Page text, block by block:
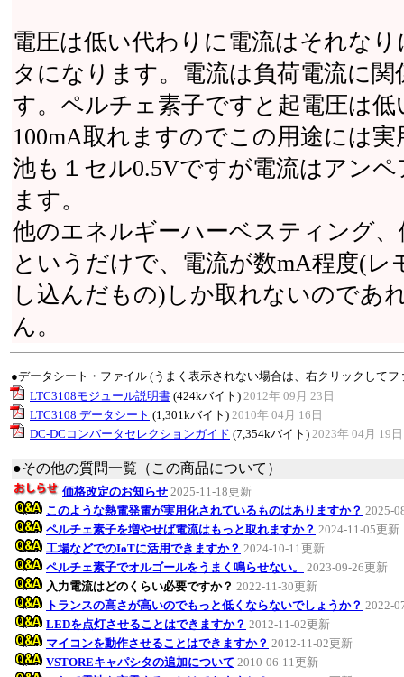
電圧は低い代わりに電流はそれな
タになります。電流は負荷電流に
す。ペルチェ素子ですと起電圧は
100mA取れますのでこの用途には
池も１セル0.5Vですが電流はアン
ます。
他のエネルギーハーベスティング
というだけで、電流が数mA程度(レ
し込んだもの)しか取れないのであ
ん。
●データシート・ファイル (うまく表示されない場合は、右クリックして
LTC3108モジュール説明書 (424kバイト) 2012年 09月 23日
LTC3108 データシート (1,301kバイト) 2010年 04月 16日
DC-DCコンバータセレクションガイド (7,354kバイト) 2023年 04月 19日
●その他の質問一覧（この商品について）
価格改定のお知らせ 2025-11-18更新
このような熱電発電が実用化されているものはありますか？ 2025-
ペルチェ素子を増やせば電流はもっと取れますか？ 2024-11-05更新
工場などでのIoTに活用できますか？ 2024-10-11更新
ペルチェ素子でオルゴールをうまく鳴らせない。
2023-09-26更新
入力電流はどのくらい必要ですか？ 2022-11-30更新
トランスの高さが高いのでもっと低くならないでしょうか？ 2022-
LEDを点灯させることはできますか？ 2012-11-02更新
マイコンを動作させることはできますか？ 2012-11-02更新
VSTOREキャパシタの追加について 2010-06-11更新